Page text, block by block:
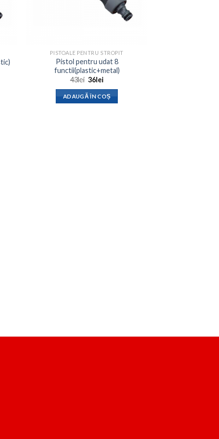
PISTOALE PENTRU STROPIT
Pistol pentru udat 8
functii(plastic+metal)
43lei Prețul
a
fost:
36lei
este:
36lei.
ADAUGĂ ÎN COȘ